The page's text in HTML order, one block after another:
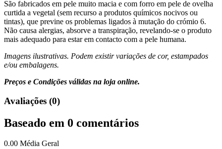
São fabricados em pele muito macia e com forro em pele de ovelha
curtida a vegetal (sem recurso a produtos químicos nocivos ou
tintas), que previne os problemas ligados à mutação do crómio 6.
Não causa alergias, absorve a transpiração, revelando-se o produto
mais adequado para estar em contacto com a pele humana.
Imagens ilustrativas. Podem existir variações de cor, estampados
e/ou embalagens.
Preços e Condições válidas na loja online.
Avaliações (0)
Baseado em 0 comentários
0.00 Média Geral